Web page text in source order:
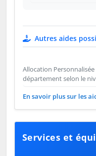
Autres aides
Allocation
département selon le
En savoir plus sur les
Services et